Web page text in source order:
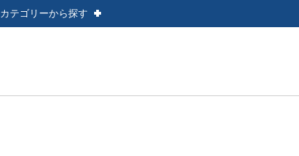
カテゴリーから探す